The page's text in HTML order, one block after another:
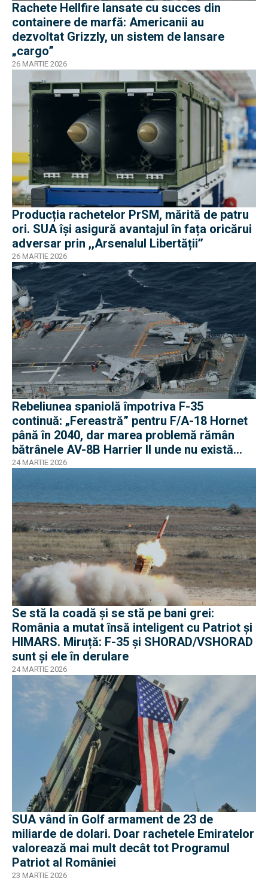
Rachete Hellfire lansate cu succes din
containere de marfă: Americanii au
dezvoltat Grizzly, un sistem de lansare
„cargo”
26 MARTIE 2026
Producția rachetelor PrSM, mărită de patru
ori. SUA își asigură avantajul în fața oricărui
adversar prin ,,Arsenalul Libertății’’
26 MARTIE 2026
Rebeliunea spaniolă împotriva F-35
continuă: „Fereastră” pentru F/A-18 Hornet
până în 2040, dar marea problemă rămân
bătrânele AV-8B Harrier II unde nu există
soluții
24 MARTIE 2026
Se stă la coadă și se stă pe bani grei:
România a mutat însă inteligent cu Patriot și
HIMARS. Miruță: F-35 și SHORAD/VSHORAD
sunt și ele în derulare
24 MARTIE 2026
SUA vând în Golf armament de 23 de
miliarde de dolari. Doar rachetele Emiratelor
valorează mai mult decât tot Programul
Patriot al României
23 MARTIE 2026